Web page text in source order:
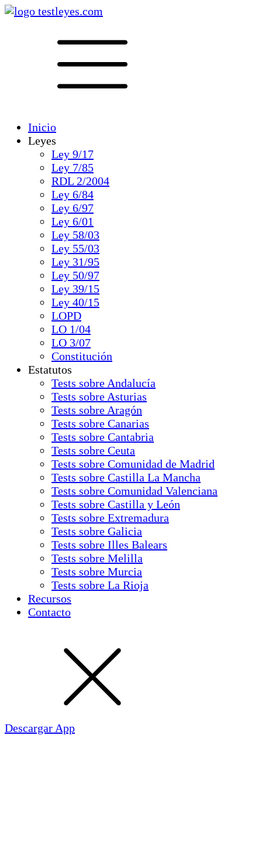
Inicio
Leyes
Ley 9/17
Ley 7/85
RDL 2/2004
Ley 6/84
Ley 6/97
Ley 6/01
Ley 58/03
Ley 55/03
Ley 31/95
Ley 50/97
Ley 39/15
Ley 40/15
LOPD
LO 1/04
LO 3/07
Constitución
Estatutos
Tests sobre Andalucía
Tests sobre Asturias
Tests sobre Aragón
Tests sobre Canarias
Tests sobre Cantabria
Tests sobre Ceuta
Tests sobre Comunidad de Madrid
Tests sobre Castilla La Mancha
Tests sobre Comunidad Valenciana
Tests sobre Castilla y León
Tests sobre Extremadura
Tests sobre Galicia
Tests sobre Illes Balears
Tests sobre Melilla
Tests sobre Murcia
Tests sobre La Rioja
Recursos
Contacto
Descargar App